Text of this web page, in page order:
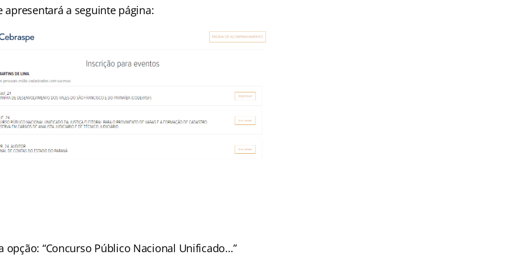
apresentará a seguinte página:
opção: “Concurso Público Nacional Unificado…”